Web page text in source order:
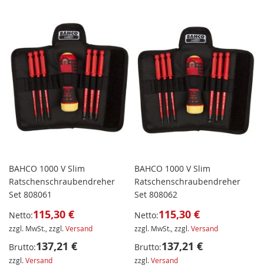
BAHCO 1000 V Slim
Ratschenschraubendreher
Set 808061
Netto:115,30 €
zzgl. MwSt., zzgl.Versand
Brutto:137,21 €
zzgl.Versand
BAHCO 1000 V Slim
Ratschenschraubendreher
Set 808062
Netto:115,30 €
zzgl. MwSt., zzgl.Versand
Brutto:137,21 €
zzgl.Versand